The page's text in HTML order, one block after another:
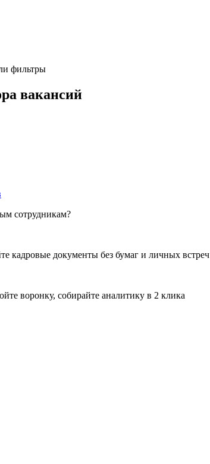
фильтры
вакансий
сотрудникам?
кадровые документы без бумаг и личных встреч
воронку, собирайте аналитику в 2 клика